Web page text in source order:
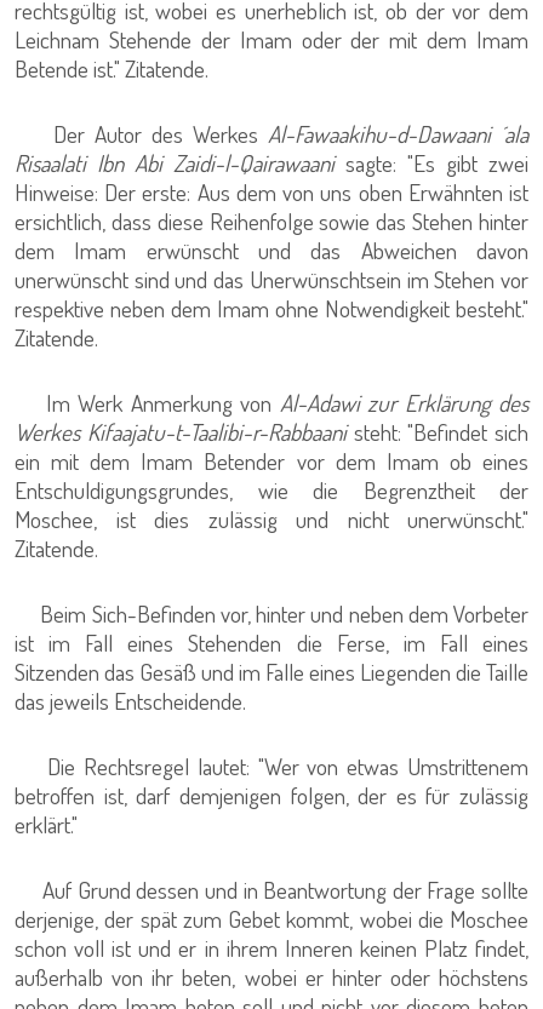
rechtsgültig ist, wobei es unerheblich ist, ob der vor dem
Leichnam Stehende der Imam oder der mit dem Imam
Betende ist." Zitatende.
Der Autor des Werkes Al-Fawaakihu-d-Dawaani ´ala
Risaalati Ibn Abi Zaidi-l-Qairawaanisagte: "Es gibt zwei
Hinweise: Der erste: Aus dem von uns oben Erwähnten ist
ersichtlich, dass diese Reihenfolge sowie das Stehen hinter
dem Imam erwünscht und das Abweichen davon
unerwünscht sind und das Unerwünschtsein im Stehen vor
respektive neben dem Imam ohne Notwendigkeit besteht."
Zitatende.
Im Werk Anmerkung von Al-Adawi zur Erklärung des
Werkes Kifaajatu-t-Taalibi-r-Rabbaanisteht: "Befindet sich
ein mit dem Imam Betender vor dem Imam ob eines
Entschuldigungsgrundes, wie die Begrenztheit der
Moschee, ist dies zulässig und nicht unerwünscht."
Zitatende.
Beim Sich-Befinden vor, hinter und neben dem Vorbeter
ist im Fall eines Stehenden die Ferse, im Fall eines
Sitzenden das Gesäß und im Falle eines Liegenden die Taille
das jeweils Entscheidende.
Die Rechtsregel lautet: "Wer von etwas Umstrittenem
betroffen ist, darf demjenigen folgen, der es für zulässig
erklärt."
Auf Grund dessen und in Beantwortung der Frage sollte
derjenige, der spät zum Gebet kommt, wobei die Moschee
schon voll ist und er in ihrem Inneren keinen Platz findet,
außerhalb von ihr beten, wobei er hinter oder höchstens